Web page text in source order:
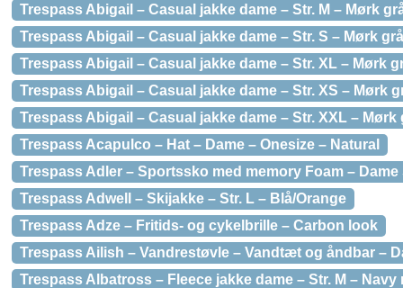
Trespass Abigail – Casual jakke dame – Str. M – Mørk
Trespass Abigail – Casual jakke dame – Str. S – Mørk grå
Trespass Abigail – Casual jakke dame – Str. XL – Mørk
Trespass Abigail – Casual jakke dame – Str. XS – Mørk
Trespass Abigail – Casual jakke dame – Str. XXL – Mørk
Trespass Acapulco – Hat – Dame – Onesize – Natural
Trespass Adler – Sportssko med memory Foam – Dame
Trespass Adwell – Skijakke – Str. L – Blå/Orange
Trespass Adze – Fritids- og cykelbrille – Carbon look
Trespass Ailish – Vandrestøvle – Vandtæt og åndbar –
Trespass Albatross – Fleece jakke dame – Str. M – Navy